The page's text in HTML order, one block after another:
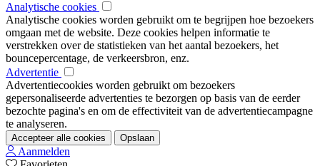
Analytische cookies
Analytische cookies worden gebruikt om te begrijpen hoe bezoekers
omgaan met de website. Deze cookies helpen informatie te
verstrekken over de statistieken van het aantal bezoekers, het
bouncepercentage, de verkeersbron, enz.
Advertentie
Advertentiecookies worden gebruikt om bezoekers
gepersonaliseerde advertenties te bezorgen op basis van de eerder
bezochte pagina's en om de effectiviteit van de advertentiecampagne
te analyseren.
Accepteer alle cookies Opslaan
Aanmelden